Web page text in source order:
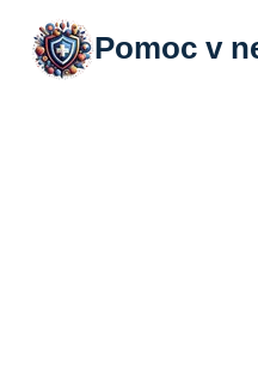
Přeskočit
obsah
Pomoc v